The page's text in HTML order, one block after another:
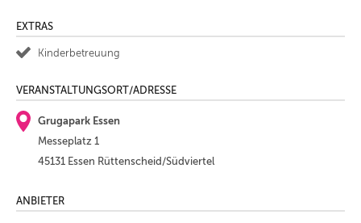
EXTRAS
Kinderbetreuung
VERANSTALTUNGSORT/ADRESSE
Grugapark Essen
Messeplatz 1
45131 Essen Rüttenscheid/Südviertel
ANBIETER